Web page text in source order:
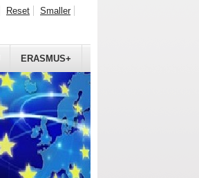
ERASMUS+
Reset Smaller